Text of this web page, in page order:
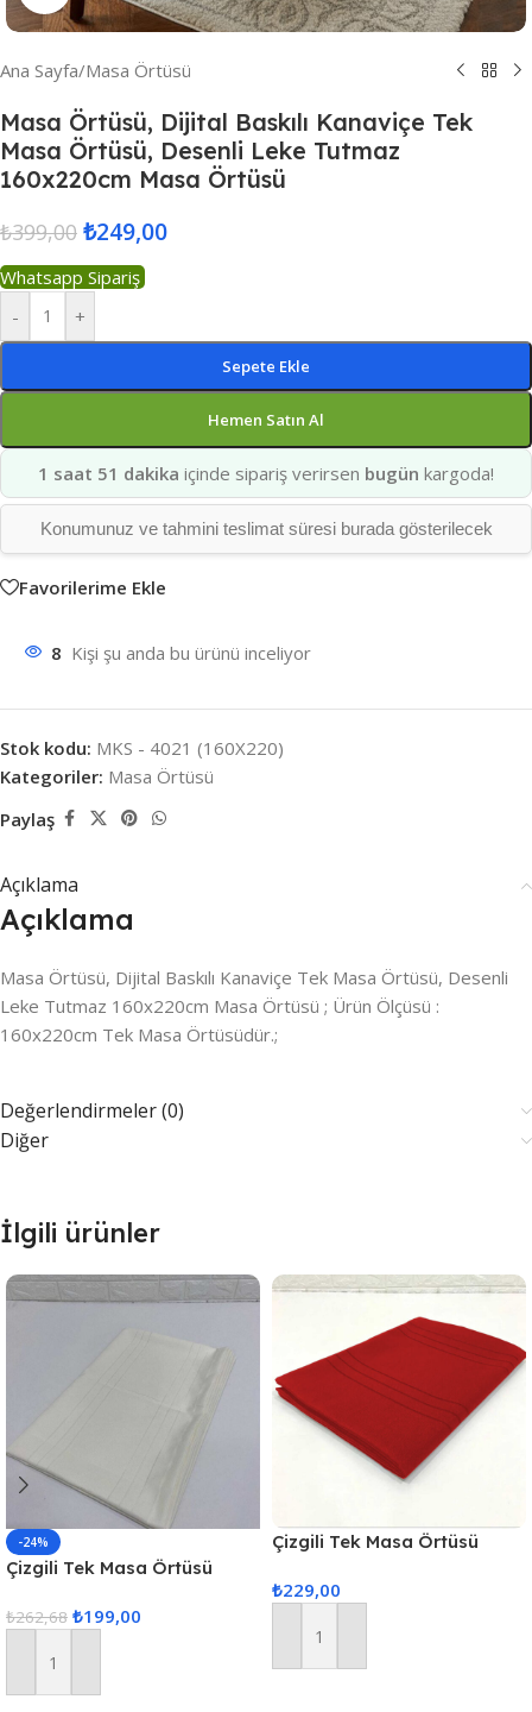
Ana Sayfa/Masa Örtüsü
Masa Örtüsü, Dijital Baskılı Kanaviçe Tek
Masa Örtüsü, Desenli Leke Tutmaz
160x220cm Masa Örtüsü
₺399,00 ₺249,00
Whatsapp Sipariş
-
+
Sepete Ekle
Hemen Satın Al
1 saat 51 dakika içinde sipariş verirsen bugün kargoda!
Konumunuz ve tahmini teslimat süresi burada gösterilecek
Favorilerime Ekle
8 Kişi şu anda bu ürünü inceliyor
Stok kodu: MKS - 4021 (160X220)
Kategoriler: Masa Örtüsü
Paylaş
Açıklama
Açıklama
Masa Örtüsü, Dijital Baskılı Kanaviçe Tek Masa Örtüsü, Desenli
Leke Tutmaz 160x220cm Masa Örtüsü ; Ürün Ölçüsü :
160x220cm Tek Masa Örtüsüdür.;
Değerlendirmeler (0)
Diğer
İlgili ürünler
-24%
Çizgili Tek Masa Örtüsü
₺262,68 ₺199,00
Sepete Ekle
Çizgili Tek Masa Örtüsü
₺229,00
Sepete Ekle